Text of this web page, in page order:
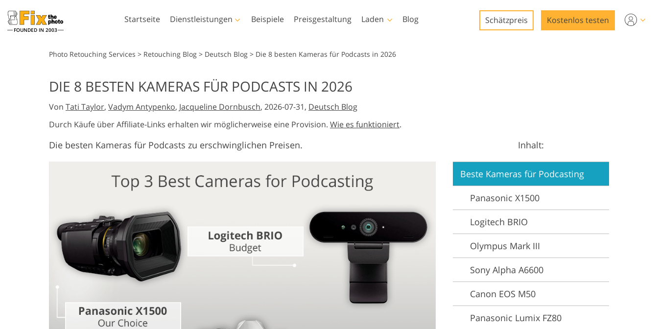
FOUNDED IN 2003
Startseite Dienstleistungen
Produkt-Fotobearbeitung Schmuck-Fotobearbeitung KI-Trainingsdaten Videobearbeitung
Beispiele Preisgestaltung Laden
Lightroom
Lightroom Presets
Komplette LR-Preset
Sammlungen
Mobile Kollektion
Photoshop
Photoshop-Aktionen
Photoshop-Pinsel
Photoshop-
Photoshop-Texturen
Komplette Ps-Aktionen-
Sammlung
Templates
Alle Vorlagen
Marketing-Vorlagen
Valentinstagskarten
Hochzeitseinladungen
Blog Schätzpreis Kostenlos testen
Photo Retouching Services > Retouching Blog > Deutsch Blog > Die 8 besten Kameras für Podcasts in 2026
DIE 8 BESTEN KAMERAS FÜR PODCASTS IN 2026
Von Tati Taylor, Vadym Antypenko, Jacqueline Dornbusch, 2026-07-31, Deutsch Blog
Durch Käufe über Affiliate-Links erhalten wir möglicherweise eine Provision. Wie es funktioniert.
Die besten Kameras für Podcasts zu erschwinglichen Preisen. Inhalt:
Beste Kameras für Podcasting
Panasonic X1500
Logitech BRIO
Olympus Mark III
Sony Alpha A6600
Canon EOS M50
Panasonic Lumix FZ80